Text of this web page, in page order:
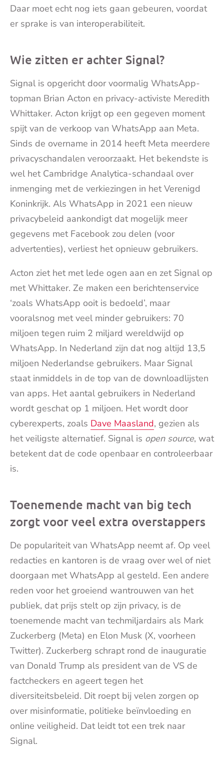
Daar moet echt nog iets gaan gebeuren, voordat
er sprake is van interoperabiliteit.
Wie zitten er achter Signal?
Signal is opgericht door voormalig WhatsApp-
topman Brian Acton en privacy-activiste Meredith
Whittaker. Acton krijgt op een gegeven moment
spijt van de verkoop van WhatsApp aan Meta.
Sinds de overname in 2014 heeft Meta meerdere
privacyschandalen veroorzaakt. Het bekendste is
wel het Cambridge Analytica-schandaal over
inmenging met de verkiezingen in het Verenigd
Koninkrijk. Als WhatsApp in 2021 een nieuw
privacybeleid aankondigt dat mogelijk meer
gegevens met Facebook zou delen (voor
advertenties), verliest het opnieuw gebruikers.
Acton ziet het met lede ogen aan en zet Signal op
met Whittaker. Ze maken een berichtenservice
‘zoals WhatsApp ooit is bedoeld’, maar
vooralsnog met veel minder gebruikers: 70
miljoen tegen ruim 2 miljard wereldwijd op
WhatsApp. In Nederland zijn dat nog altijd 13,5
miljoen Nederlandse gebruikers. Maar Signal
staat inmiddels in de top van de downloadlijsten
van apps. Het aantal gebruikers in Nederland
wordt geschat op 1 miljoen. Het wordt door
cyberexperts, zoals Dave Maasland, gezien als
het veiligste alternatief. Signal is open source, wat
betekent dat de code openbaar en controleerbaar
is.
Toenemende macht van big tech
zorgt voor veel extra overstappers
De populariteit van WhatsApp neemt af. Op veel
redacties en kantoren is de vraag over wel of niet
doorgaan met WhatsApp al gesteld. Een andere
reden voor het groeiend wantrouwen van het
publiek, dat prijs stelt op zijn privacy, is de
toenemende macht van techmiljardairs als Mark
Zuckerberg (Meta) en Elon Musk (X, voorheen
Twitter). Zuckerberg schrapt rond de inauguratie
van Donald Trump als president van de VS de
factcheckers en ageert tegen het
diversiteitsbeleid. Dit roept bij velen zorgen op
over misinformatie, politieke beïnvloeding en
online veiligheid. Dat leidt tot een trek naar
Signal.